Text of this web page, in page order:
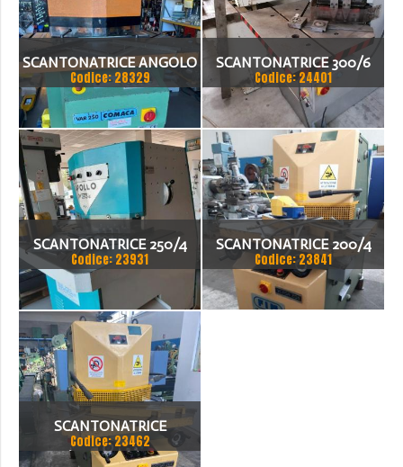
SCANTONATRICE ANGOLO
VARIABILE COMACA 201
250X 250 X 6
Codice: 28329
SCANTONATRICE 300/6
ANGOLO FISSO
Codice: 24401
SCANTONATRICE 250/4
ANGOLO VARIABILE
APOLLO
Codice: 23931
SCANTONATRICE 200/4
ANGOLO VARIABILE
Codice: 23841
SCANTONATRICE
FIM/SCHAVI ANGOLO
Codice: 23462